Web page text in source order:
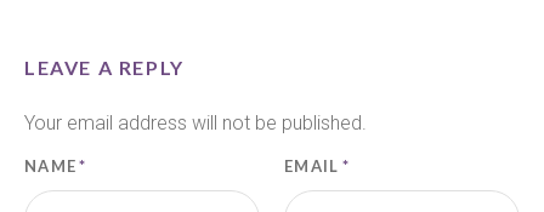
LEAVE A REPLY
Your email address will not be published.
NAME * EMAIL *